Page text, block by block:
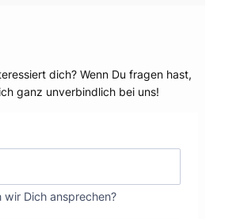
dich? Wenn Du fragen hast,
ganz unverbindlich bei uns!
wir Dich ansprechen?